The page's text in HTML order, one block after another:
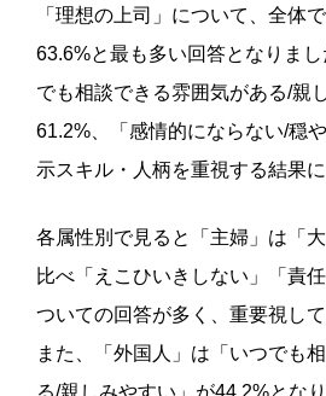
「理想の上司」について、全体
63.6%と最も多い回答となりま
でも相談できる雰囲気がある/親
61.2%、「感情的にならない/穏
示スキル・人柄を重視する結果に
各属性別で見ると「主婦」は「
比べ「えこひいきしない」「責
ついての回答が多く、重要視し
また、「外国人」は「いつでも